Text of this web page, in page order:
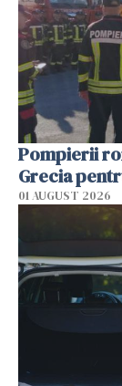
Pompierii
Grecia
01 AUGUST 2026